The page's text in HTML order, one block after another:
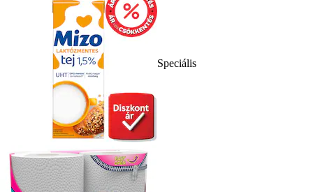
Speciális